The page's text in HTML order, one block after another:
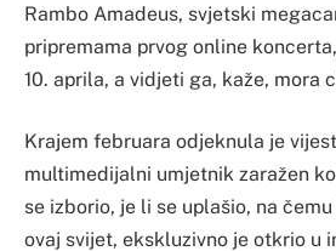
Rambo Amadeus, svjetski
pripremama prvog online
10. aprila, a vidjeti ga, kaže, mora
Krajem februara odjeknula je
multimedijalni umjetnik zaražen
se izborio, je li se uplašio, na
ovaj svijet, ekskluzivno je otkrio u